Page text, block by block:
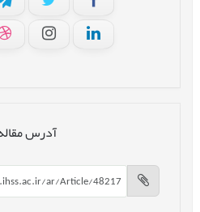
آدرس مقاله